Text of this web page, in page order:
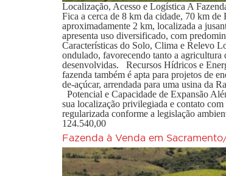
Localização, Acesso e Logística A
Fica a cerca de 8 km da cidade, 70 km
aproximadamente 2 km, localizada a
apresenta uso diversificado, com
Características do Solo, Clima e Relevo
ondulado, favorecendo tanto a
desenvolvidas. Recursos Hídricos e
fazenda também é apta para projetos de
de-açúcar, arrendada para uma usina da
Potencial e Capacidade de Expansão
sua localização privilegiada e contato
regularizada conforme a legislação
124.540,00
Fazenda à Venda em